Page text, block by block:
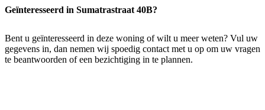
Geïnteresseerd in Sumatrastraat 40B?
Bent u geïnteresseerd in deze woning of wilt u meer weten? Vul uw
gegevens in, dan nemen wij spoedig contact met u op om uw vragen
te beantwoorden of een bezichtiging in te plannen.